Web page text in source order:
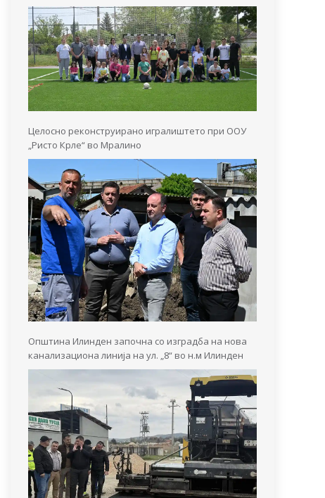
Целосно реконструирано игралиштето при ООУ
„Ристо Крле“ во Мралино
Општина Илинден започна со изградба на нова
канализациона линија на ул. „8“ во н.м Илинден